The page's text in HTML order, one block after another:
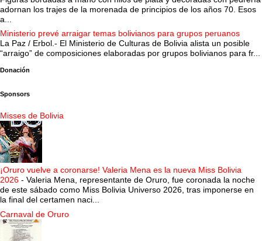
adornan los trajes de la morenada de principios de los años 70. Esos
a...
Ministerio prevé arraigar temas bolivianos para grupos peruanos
La Paz / Erbol.- El Ministerio de Culturas de Bolivia alista un posible
“arraigo” de composiciones elaboradas por grupos bolivianos para fr...
Donación
Sponsors
Misses de Bolivia
¡Oruro vuelve a coronarse! Valeria Mena es la nueva Miss Bolivia
2026 - Valeria Mena, representante de Oruro, fue coronada la noche
de este sábado como Miss Bolivia Universo 2026, tras imponerse en
la final del certamen naci...
Carnaval de Oruro